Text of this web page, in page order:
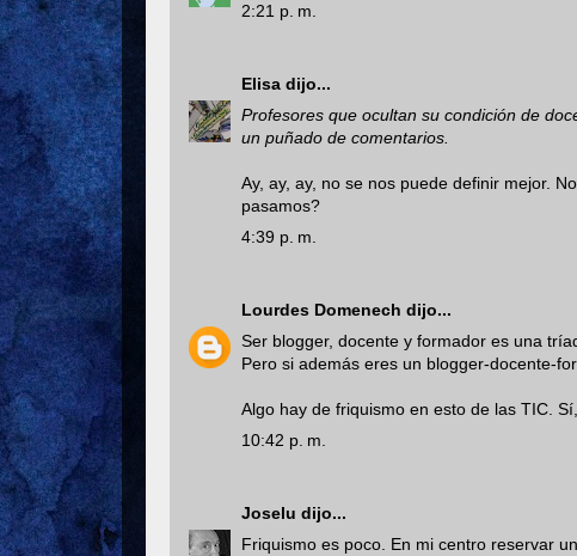
2:21 p. m.
Elisa dijo...
Profesores que ocultan su condición de
un puñado de comentarios.
Ay, ay, ay, no se nos puede definir mejor.
pasamos?
4:39 p. m.
Lourdes Domenech dijo...
Ser blogger, docente y formador es una
Pero si además eres un blogger-docente-
Algo hay de friquismo en esto de las TIC.
10:42 p. m.
Joselu dijo...
Friquismo es poco. En mi centro reservar